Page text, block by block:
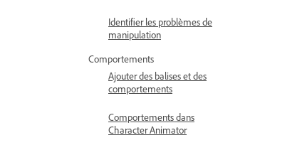
Identifier les problèmes de
manipulation
Comportements
Ajouter des balises et des
comportements
Comportements dans
Character Animator